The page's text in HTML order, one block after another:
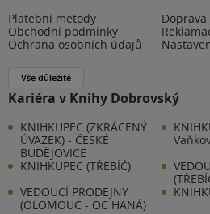
Platební metody
Doprava
Obchodní podmínky
Ochrana osobních údajů
Vše důležité
Kariéra v Knihy Dobrovský
KNIHKUPEC (ZKRÁCENÝ
ÚVAZEK) - ČESKÉ
BUDĚJOVICE
KNIHKUPEC (TŘEBÍČ)
VEDOUCÍ PRODEJNY
(OLOMOUC - OC HANÁ)